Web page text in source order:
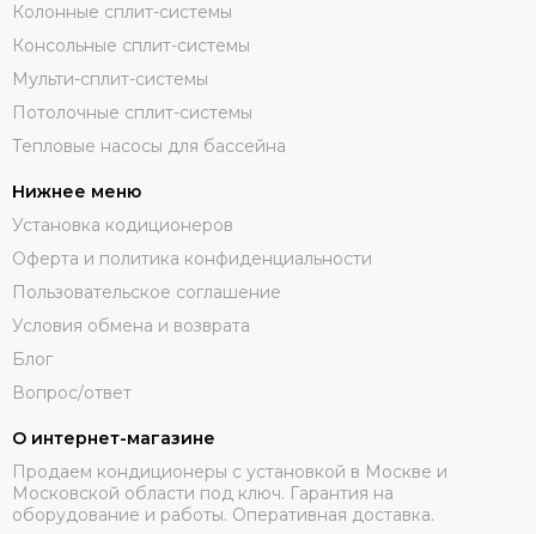
Колонные сплит-системы
Консольные сплит-системы
Мульти-сплит-системы
Потолочные сплит-системы
Тепловые насосы для бассейна
Нижнее меню
Установка кодиционеров
Оферта и политика конфиденциальности
Пользовательское соглашение
Условия обмена и возврата
Блог
Вопрос/ответ
О интернет-магазине
Продаем кондиционеры с установкой в Москве и
Московской области под ключ. Гарантия на
оборудование и работы. Оперативная доставка.